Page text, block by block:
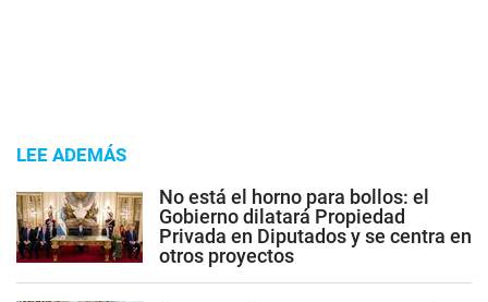
LEE ADEMÁS
No está el horno para bollos: el
Gobierno dilatará Propiedad
Privada en Diputados y se centra en
otros proyectos